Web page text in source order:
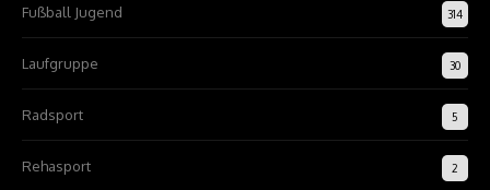
Fußball Jugend 314
Laufgruppe 30
Radsport 5
Rehasport 2